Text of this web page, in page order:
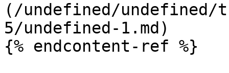
(/undefined/undefined/
5/undefined-1.md)
{% endcontent-ref %}